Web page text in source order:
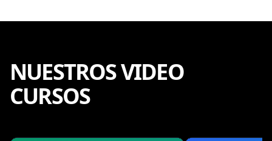
NUESTROSVIDEO
CURSOS